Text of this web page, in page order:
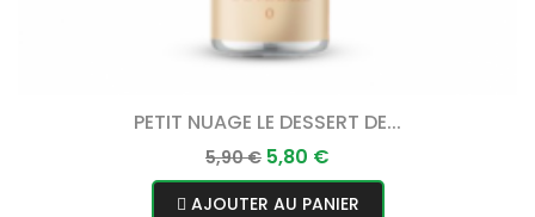
PETIT NUAGE LE DESSERT DE...
Prix
normal
5,90 € Prix
5,80 €
AJOUTER AU PANIER